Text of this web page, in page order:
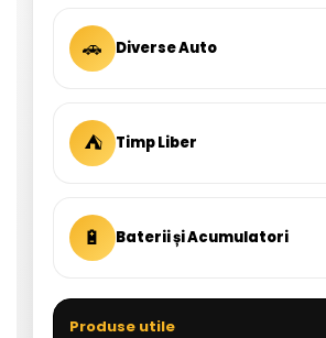
🚗 Diverse Auto
⛺ Timp Liber
🔋 Baterii și Acumulatori
Produse utile